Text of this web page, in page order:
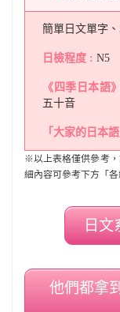
簡單日文單字
N5
五十音
※以上表格僅供參考
細內容可參考下方「
日文
他們都拿